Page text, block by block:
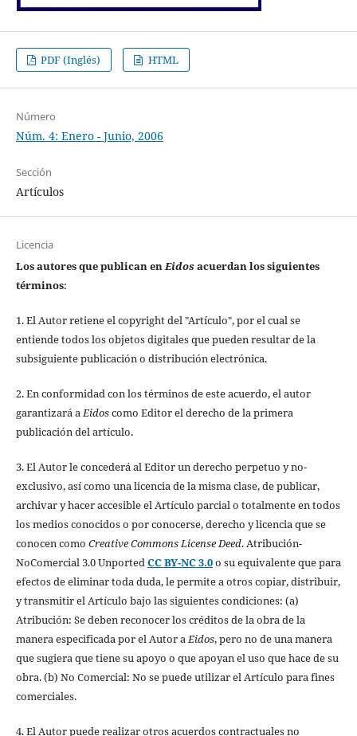
PDF (Inglés) HTML
Número
Núm. 4: Enero - Junio, 2006
Sección
Artículos
Licencia
Los autores que publican enEidosacuerdan los siguientes
términos:
1. El Autor retiene el copyright del "Artículo", por el cual se
entiende todos los objetos digitales que pueden resultar de la
subsiguiente publicación o distribución electrónica.
2. En conformidad con los términos de este acuerdo, el autor
garantizará aEidoscomo Editor el derecho de la primera
publicación del artículo.
3. El Autor le concederá al Editor un derecho perpetuo y no-
exclusivo, así como una licencia de la misma clase, de publicar,
archivar y hacer accesible el Artículo parcial o totalmente en todos
los medios conocidos o por conocerse, derecho y licencia que se
conocen como Creative Commons License Deed. Atribución-
NoComercial 3.0 UnportedCC BY-NC 3.0o su equivalente que para
efectos de eliminar toda duda, le permite a otros copiar, distribuir,
y transmitir el Artículo bajo las siguientes condiciones: (a)
Atribución: Se deben reconocer los créditos de la obra de la
manera especificada por el Autor aEidos, pero no de una manera
que sugiera que tiene su apoyo o que apoyan el uso que hace de su
obra. (b) No Comercial: No se puede utilizar el Artículo para fines
comerciales.
4. El Autor puede realizar otros acuerdos contractuales no